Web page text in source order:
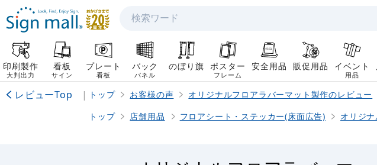
検索
印刷製作
大判出力
看板
サイン
プレート
看板
バック
パネル
のぼり旗 ポスター
フレーム
安全用品 販促用品 イベント
用品
レビューTop | トップ お客様の声
オリジナルフロアラバーマット製作のレビュー
トップ
店舗用品 フロアシート・ステッカー(床面広告) オリジ